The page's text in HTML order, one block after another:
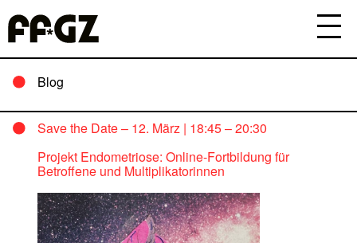
Blog
Save the Date – 12. März | 18:45 – 20:30
Projekt Endometriose: Online-Fortbildung für
Betroffene und Multiplikatorinnen